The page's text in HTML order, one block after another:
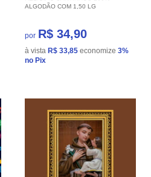
ALGODÃO COM 1,50 LG
por R$ 34,90
à vista R$ 33,85 economize 3%
no Pix